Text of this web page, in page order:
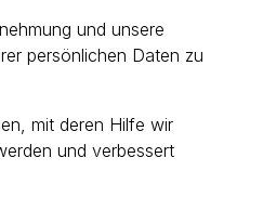
und unsere
persönlichen Daten zu
mit deren Hilfe wir
und verbessert